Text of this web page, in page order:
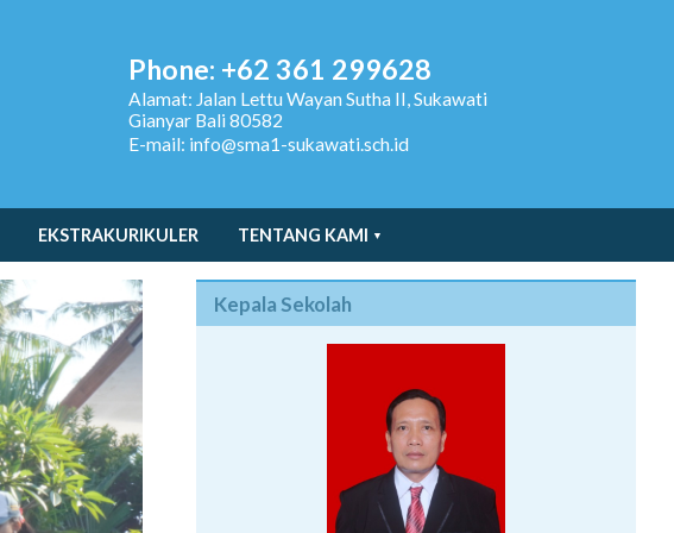
Phone: +62 361 299628
Alamat: Jalan Lettu Wayan Sutha II, Sukawati
Gianyar Bali 80582
E-mail: info@sma1-sukawati.sch.id
EKSTRAKURIKULER TENTANG KAMI
Kepala Sekolah